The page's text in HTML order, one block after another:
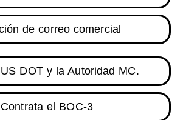
de correo comercial
DOT y la Autoridad MC.
Contrata el BOC-3